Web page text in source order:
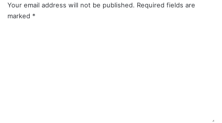
Your email address will not be published. Required fields are
marked *